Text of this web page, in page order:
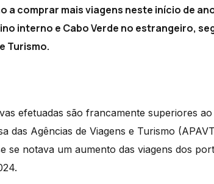
a comprar mais viagens neste início de
interno e Cabo Verde no estrangeiro,
Turismo.
efetuadas são francamente superiores
das Agências de Viagens e Turismo
se notava um aumento das viagens dos